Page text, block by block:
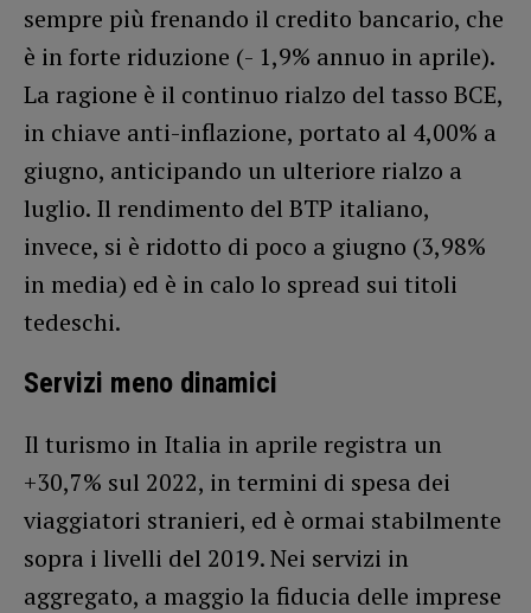
sempre più frenando il credito bancario, che
è in forte riduzione (- 1,9% annuo in aprile).
La ragione è il continuo rialzo del tasso BCE,
in chiave anti-inflazione, portato al 4,00% a
giugno, anticipando un ulteriore rialzo a
luglio. Il rendimento del BTP italiano,
invece, si è ridotto di poco a giugno (3,98%
in media) ed è in calo lo spread sui titoli
tedeschi.
Servizi meno dinamici
Il turismo in Italia in aprile registra un
+30,7% sul 2022, in termini di spesa dei
viaggiatori stranieri, ed è ormai stabilmente
sopra i livelli del 2019. Nei servizi in
aggregato, a maggio la fiducia delle imprese